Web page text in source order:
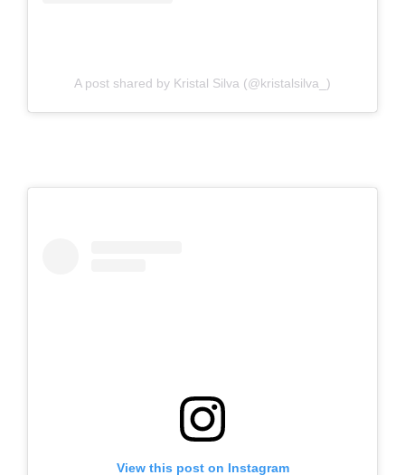
A post shared by Kristal Silva (@kristalsilva_)
View this post on Instagram